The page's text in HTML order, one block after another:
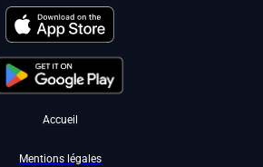
Accueil
Mentions légales